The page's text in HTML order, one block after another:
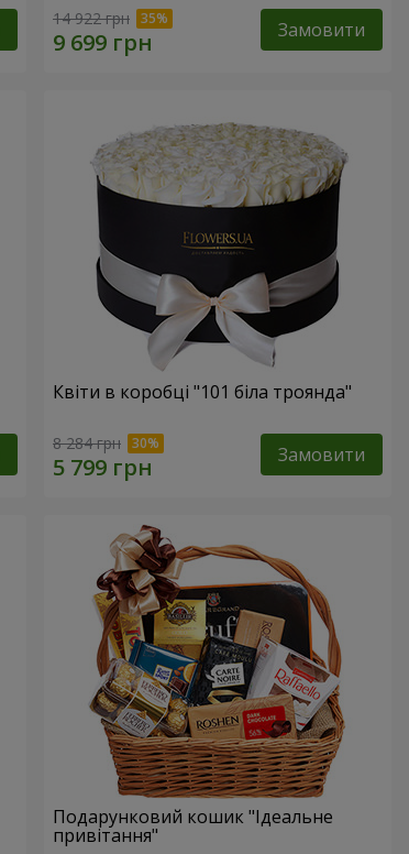
14 922 грн Замовити
Квіти в коробці "101 біла троянда"
8 284 грн Замовити
Подарунковий кошик "Ідеальне
привітання"